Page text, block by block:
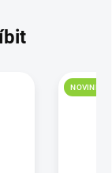
NOVINKA